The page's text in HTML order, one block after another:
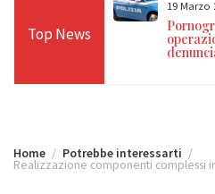
Top News
ore sulle Alpi:
Cervino e
19 Marzo
Home Potrebbe interessarti
Realizzazione componenti complessi